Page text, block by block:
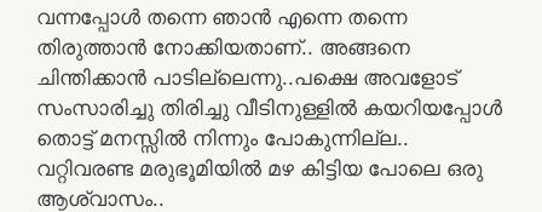
വന്നപ്പോൾ തന്നെ ഞാൻ എന്നെ തന്നെ
തിരുത്താൻ നോക്കിയതാണ്.. അങ്ങനെ
ചിന്തിക്കാൻ പാടില്ലെന്നു..പക്ഷെ അവളോട്
സംസാരിച്ചു തിരിച്ചു വീടിനുള്ളിൽ കയറിയപ്പോൾ
തൊട്ട് മനസ്സിൽ നിന്നും പോകുന്നില്ല..
വറ്റിവരണ്ട മരുഭൂമിയിൽ മഴ കിട്ടിയ പോലെ ഒരു
ആശ്വാസം..